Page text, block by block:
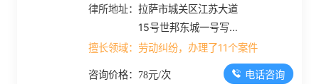
律所地址：拉萨市城关区江苏大道
15号世邦东城一号写字
楼909-914号
擅长领域：劳动纠纷，办理了11个案件
咨询价格：78元/次 电话咨询